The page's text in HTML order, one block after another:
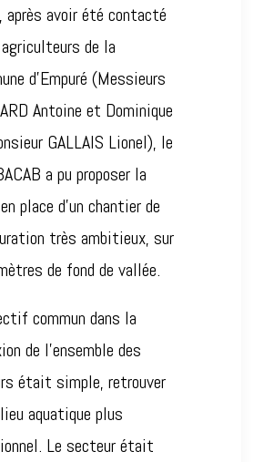
avoir été contacté
de la
d’Empuré (Messieurs
Antoine et Dominique
GALLAIS Lionel), le
a pu proposer la
place d’un chantier de
très ambitieux, sur
de fond de vallée.
commun dans la
de l’ensemble des
était simple, retrouver
aquatique plus
Le secteur était